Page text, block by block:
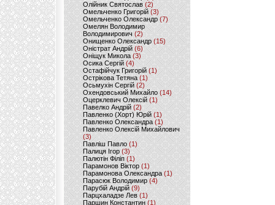
Олійник Святослав (2)
Омельченко Григорій (3)
Омельченко Олександр(7)
Омелян Володимир
Володимирович (2)
Онищенко Олександр (15)
Оністрат Андрій (6)
Оніщук Микола (3)
Осика Сергій(4)
Остафійчук Григорій(1)
Острікова Тетяна (1)
Осьмухін Сергій (2)
Охендовський Михайло (14)
Оцерклевич Олексій (1)
Павелко Андрій (2)
Павленко (Хорт) Юрій (1)
Павленко Олександра (1)
Павленко Олексій Михайлович
(3)
Павліш Павло(1)
Палиця Ігор (3)
Палютін Філіп(1)
Парамонов Віктор (1)
Парамонова Олександра(1)
Парасюк Володимир(4)
Парубій Андрій (9)
Парцхаладзе Лев (1)
Паршин Константин(1)